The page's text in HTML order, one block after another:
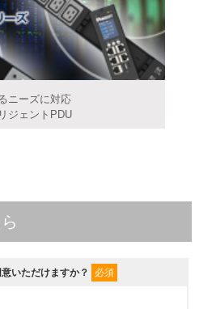
ニーズに対応
ジェントPDU
意いただけますか？ 必須